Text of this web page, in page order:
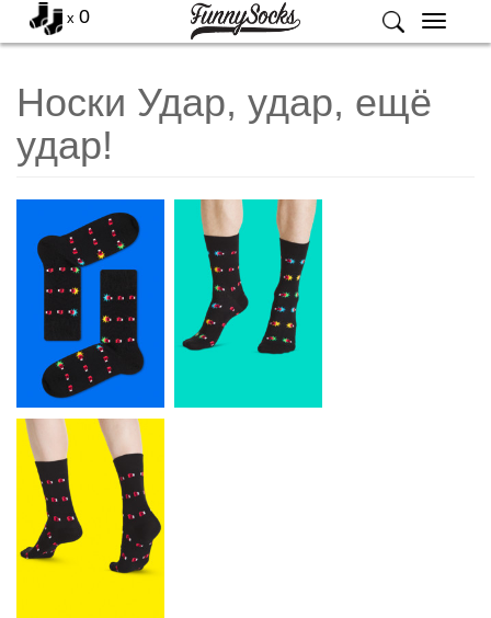
Меню
x 0
Носки Удар, удар, ещё
удар!